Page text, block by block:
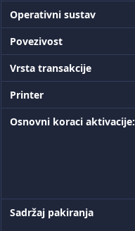
Operativni sustav
Povezivost
Vrsta transakcije
Printer
Osnovni koraci aktivacije:
Sadržaj pakiranja